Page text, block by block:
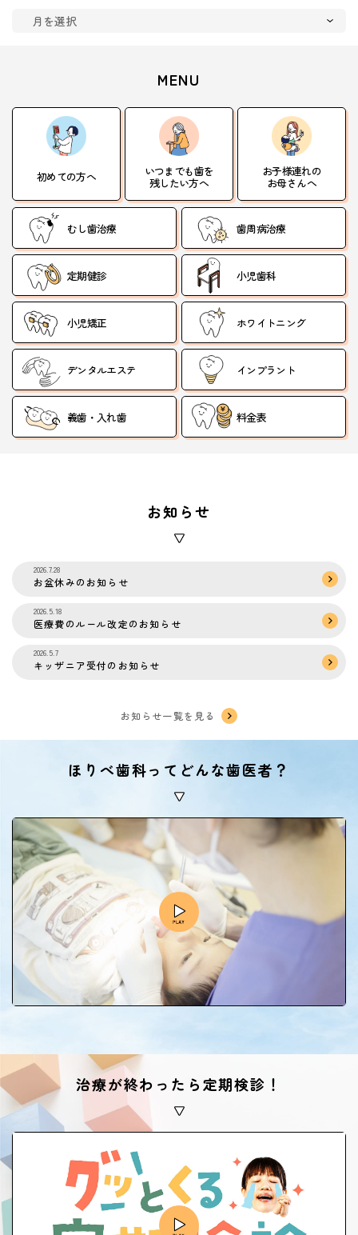
MENU
初めての方へ いつまでも歯を
残したい方へ
お子様連れの
お母さんへ
むし歯治療 歯周病治療
定期健診 小児歯科
小児矯正 ホワイトニング
デンタルエステ インプラント
義歯・入れ歯 料金表
お知らせ
2026.7.28
お盆休みのお知らせ
2026.5.18
医療費のルール改定のお知らせ
2026.5.7
キッザニア受付のお知らせ
お知らせ一覧を見る
ほりべ歯科ってどんな歯医者？
治療が終わったら定期検診！